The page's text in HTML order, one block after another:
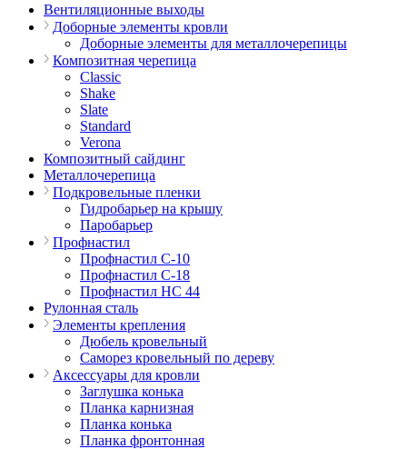
Вентиляционные выходы
Доборные элементы кровли
Доборные элементы для металлочерепицы
Композитная черепица
Classic
Shake
Slate
Standard
Verona
Композитный сайдинг
Металлочерепица
Подкровельные пленки
Гидробарьер на крышу
Паробарьер
Профнастил
Профнастил С-10
Профнастил С-18
Профнастил НС 44
Рулонная сталь
Элементы крепления
Дюбель кровельный
Саморез кровельный по дереву
Аксессуары для кровли
Заглушка конька
Планка карнизная
Планка конька
Планка фронтонная